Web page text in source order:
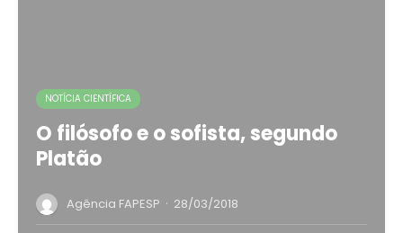
NOTÍCIA CIENTÍFICA
O filósofo e o sofista, segundo
Platão
Agência FAPESP · 28/03/2018